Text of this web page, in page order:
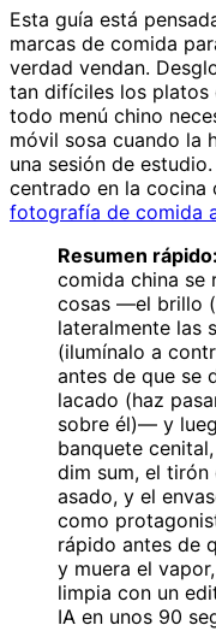
Esta guía está
marcas de comida
verdad vendan.
tan difíciles los platos
todo menú chino
móvil sosa cuando la
una sesión de
centrado en la cocina
fotografía de comida
Resumen rápido:
comida china se
cosas —el brillo
lateralmente las
(ilumínalo a
antes de que se
lacado (haz
sobre él)— y
banquete
dim sum, el
asado, y el
como
rápido antes de
y muera el
limpia con un
IA en unos 90